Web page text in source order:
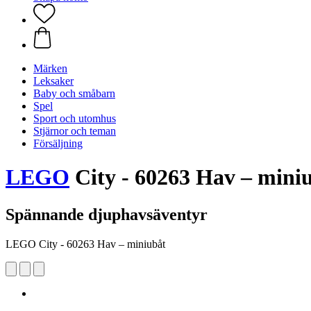
Märken
Leksaker
Baby och småbarn
Spel
Sport och utomhus
Stjärnor och teman
Försäljning
LEGO City - 60263 Hav –
Spännande djuphavsäventyr
LEGO City - 60263 Hav – miniubåt